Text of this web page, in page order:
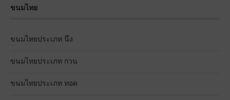
ขนมไทย
ขนมไทยประเภท นึ่ง
ขนมไทยประเภท กวน
ขนมไทยประเภท ทอด